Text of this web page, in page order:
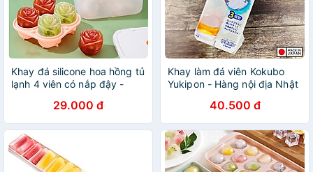
Khay đá silicone hoa hồng tủ
lạnh 4 viên có nắp đậy -
hình cao cấp - Hàng Loại 1 -
Chính Hãng MINIIN - Giao
màu ngẫu nhiên
29.000 đ
Khay làm đá viên Kokubo
Yukipon - Hàng nội địa Nhật
40.500 đ